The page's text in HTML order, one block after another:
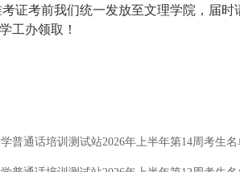
证考前我们统一发放至文理学院，届
工办领取！
长江
普通话培训测试站2026年上半年第14周考生名